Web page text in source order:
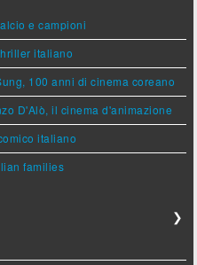
e campioni
italiano
100 anni di cinema coreano
D'Alò, il cinema d'animazione
italiano
families
❯